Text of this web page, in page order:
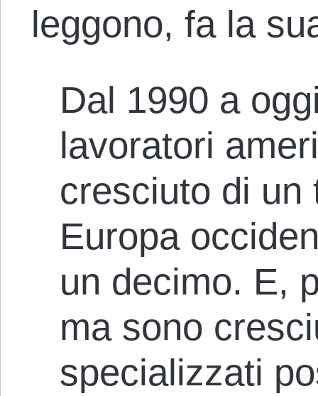
leggono, fa la
Dal 1990 a
lavoratori
cresciuto di un
Europa
un decimo. E,
ma sono
specializzati